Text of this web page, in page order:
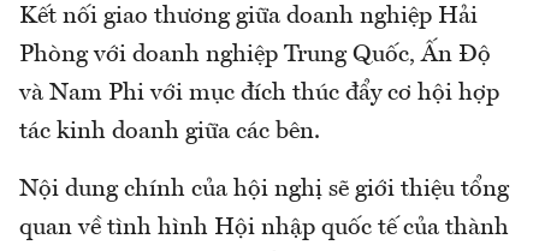
Kết nối giao thương giữa doanh nghiệp Hải
Phòng với doanh nghiệp Trung Quốc, Ấn Độ
và Nam Phi với mục đích thúc đẩy cơ hội hợp
tác kinh doanh giữa các bên.
Nội dung chính của hội nghị sẽ giới thiệu tổng
quan về tình hình Hội nhập quốc tế của thành